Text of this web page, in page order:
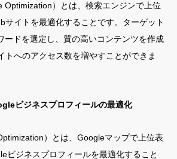
Optimization）とは、検索エンジンで上位
サイトを最適化することです。ターゲット
ードを選定し、質の高いコンテンツを作成
トへのアクセス数を増やすことができま
ビジネスプロフィールの最適化
）とは、Googleマップで上位表
ビジネスプロフィールを最適化すること